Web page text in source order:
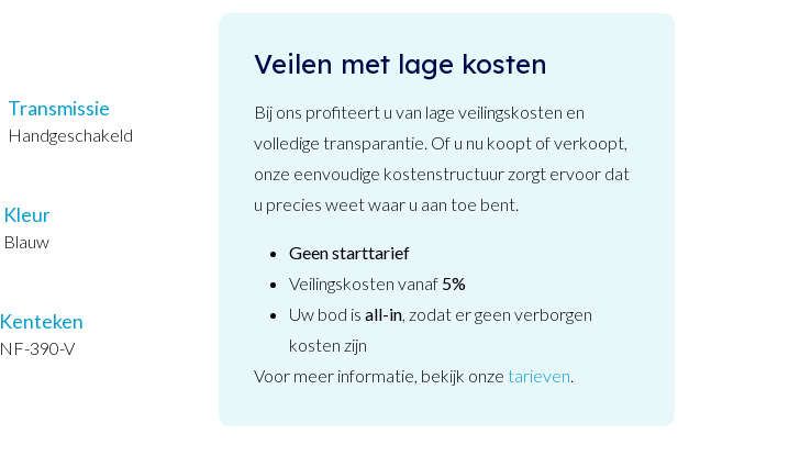
Transmissie
Handgeschakeld
Kleur
Blauw
Kenteken
NF-390-V
Veilen met lage kosten
Bij ons profiteert u van lage veilingskosten en
volledige transparantie. Of u nu koopt of verkoopt,
onze eenvoudige kostenstructuur zorgt ervoor dat
u precies weet waar u aan toe bent.
Geen starttarief
Veilingskosten vanaf 5%
Uw bod is all-in , zodat er geen verborgen
kosten zijn
Voor meer informatie, bekijk onze tarieven